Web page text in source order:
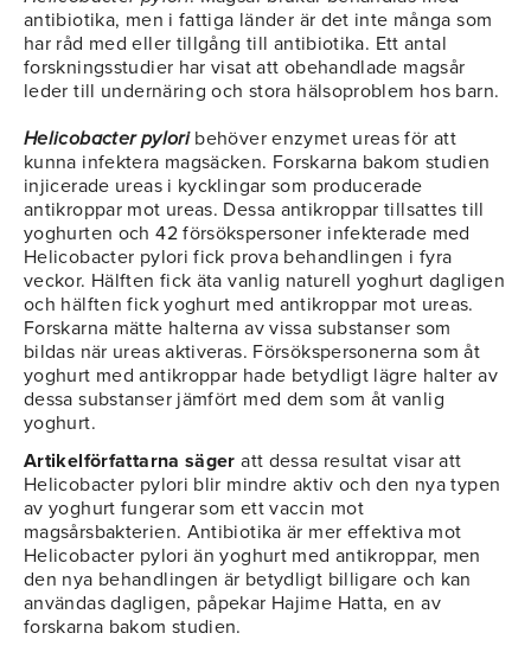
antibiotika, men i fattiga länder är det inte många som
har råd med eller tillgång till antibiotika. Ett antal
forskningsstudier har visat att obehandlade magsår
leder till undernäring och stora hälsoproblem hos barn.
Helicobacter pylori behöver enzymet ureas för att
kunna infektera magsäcken. Forskarna bakom studien
injicerade ureas i kycklingar som producerade
antikroppar mot ureas. Dessa antikroppar tillsattes till
yoghurten och 42 försökspersoner infekterade med
Helicobacter pylori fick prova behandlingen i fyra
veckor. Hälften fick äta vanlig naturell yoghurt dagligen
och hälften fick yoghurt med antikroppar mot ureas.
Forskarna mätte halterna av vissa substanser som
bildas när ureas aktiveras. Försökspersonerna som åt
yoghurt med antikroppar hade betydligt lägre halter av
dessa substanser jämfört med dem som åt vanlig
yoghurt.
Artikelförfattarna sägeratt dessa resultat visar att
Helicobacter pylori blir mindre aktiv och den nya typen
av yoghurt fungerar som ett vaccin mot
magsårsbakterien. Antibiotika är mer effektiva mot
Helicobacter pylori än yoghurt med antikroppar, men
den nya behandlingen är betydligt billigare och kan
användas dagligen, påpekar Hajime Hatta, en av
forskarna bakom studien.